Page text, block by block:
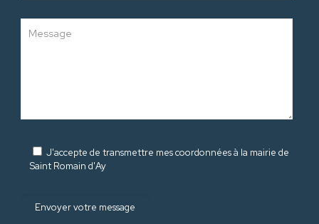
J'accepte de transmettre mes coordonnées à la mairie de
Saint Romain d'Ay